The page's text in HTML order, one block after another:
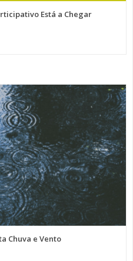
Está a Chegar
Chuva e Vento